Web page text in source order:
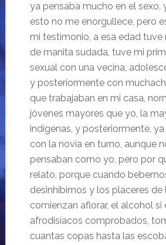
ya pensaba mucho en el sexo,
esto no me enorgullece, pero
mi testimonio, a esa edad tuve
de manita sudada, tuve mi
sexual con una vecina,
y posteriormente con
que trabajaban en mi casa,
jóvenes mayores que yo, la
indígenas, y posteriormente,
con la novia en turno, aunque
pensaban como yo, pero por
relato, porque cuando
desinhibimos y los placeres de
comienzan aflorar, el alcohol si
afrodisíacos comprobados,
cuantas copas hasta las